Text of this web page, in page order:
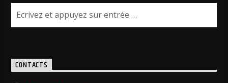
CONTACTS